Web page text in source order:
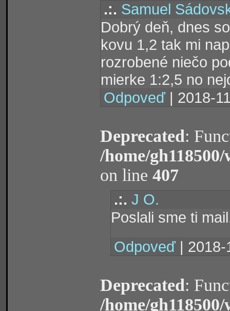
.:. Samuel
Dobrý deň, dnes
kovu 1,2 tak mi
rozrobené niečo
mierke 1:2,5 no
Odpoveď | 2018-
Deprecated:
/home/
on line 407
.:. J O.
Poslali sme ti
Odpoveď |
Deprecated:
/home/